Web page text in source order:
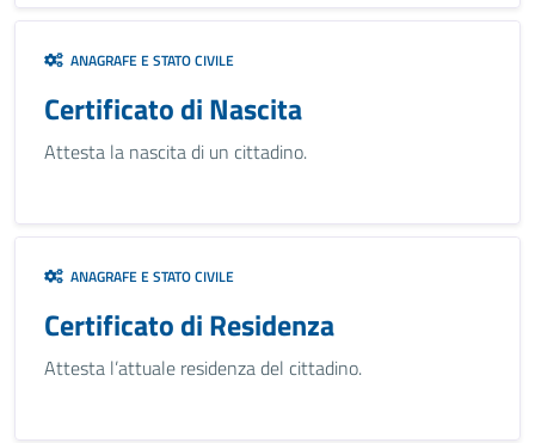
ANAGRAFE E STATO CIVILE
Certificato di Nascita
Attesta la nascita di un cittadino.
ANAGRAFE E STATO CIVILE
Certificato di Residenza
Attesta l’attuale residenza del cittadino.